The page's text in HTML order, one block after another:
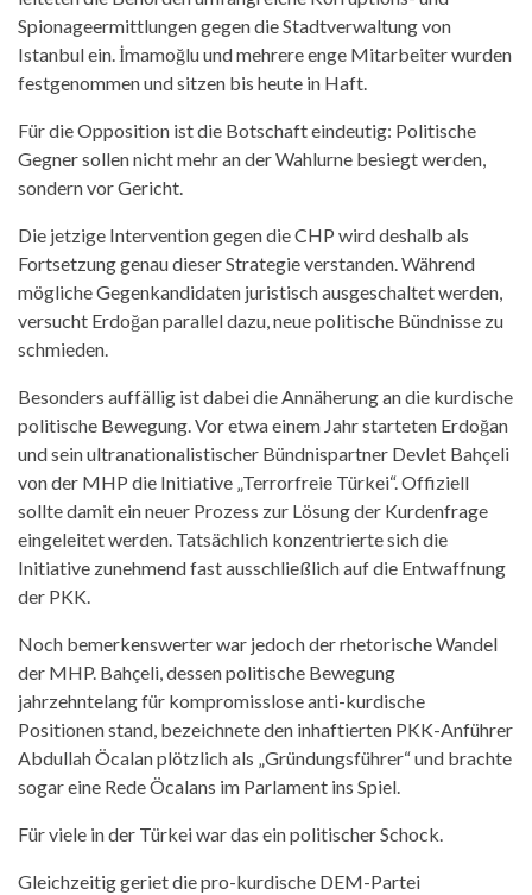
Spionageermittlungen gegen die Stadtverwaltung von
Istanbul ein. İmamoğlu und mehrere enge Mitarbeiter wurden
festgenommen und sitzen bis heute in Haft.
Für die Opposition ist die Botschaft eindeutig: Politische
Gegner sollen nicht mehr an der Wahlurne besiegt werden,
sondern vor Gericht.
Die jetzige Intervention gegen die CHP wird deshalb als
Fortsetzung genau dieser Strategie verstanden. Während
mögliche Gegenkandidaten juristisch ausgeschaltet werden,
versucht Erdoğan parallel dazu, neue politische Bündnisse zu
schmieden.
Besonders auffällig ist dabei die Annäherung an die kurdische
politische Bewegung. Vor etwa einem Jahr starteten Erdoğan
und sein ultranationalistischer Bündnispartner Devlet Bahçeli
von der MHP die Initiative „Terrorfreie Türkei“. Offiziell
sollte damit ein neuer Prozess zur Lösung der Kurdenfrage
eingeleitet werden. Tatsächlich konzentrierte sich die
Initiative zunehmend fast ausschließlich auf die Entwaffnung
der PKK.
Noch bemerkenswerter war jedoch der rhetorische Wandel
der MHP. Bahçeli, dessen politische Bewegung
jahrzehntelang für kompromisslose anti-kurdische
Positionen stand, bezeichnete den inhaftierten PKK-Anführer
Abdullah Öcalan plötzlich als „Gründungsführer“ und brachte
sogar eine Rede Öcalans im Parlament ins Spiel.
Für viele in der Türkei war das ein politischer Schock.
Gleichzeitig geriet die pro-kurdische DEM-Partei